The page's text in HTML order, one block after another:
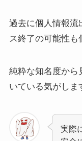
過去に個人情報流
ス終了の可能性も
純粋な知名度から
いている気がしま
実際